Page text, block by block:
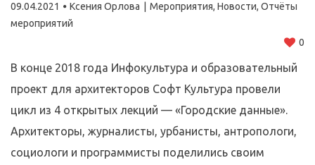
09.04.2021 Ксения Орлова Мероприятия, Новости, Отчёты
мероприятий
0
В конце 2018 года Инфокультура и образовательный
проект для архитекторов Софт Культура провели
цикл из 4 открытых лекций — «Городские данные».
Архитекторы, журналисты, урбанисты, антропологи,
социологи и программисты поделились своим